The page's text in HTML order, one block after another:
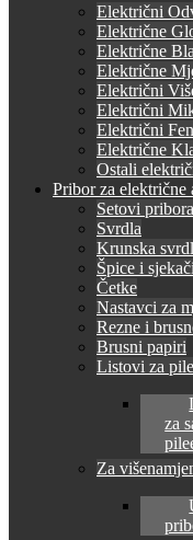
Električni
Električne
Električne
Električne
Električni
Električni
Električni
Električne
Ostali
Pribor za električne
Setovi pribora
Svrdla
Krunska
Špice i sjekači
Četke
Nastavci za
Rezne i
Brusni papiri
Listovi za pile
za
Za